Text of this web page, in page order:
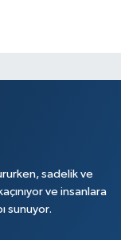
sadelik ve
ve insanlara
sunuyor.